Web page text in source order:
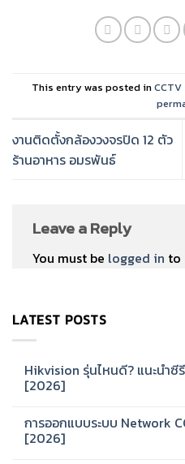
This entry was posted in
งานติดตั้งกล้องวงจรปิด 12 ตัว
ร้านอาหาร อมรพันธ์
Leave a Reply
You must be logged in to
LATEST POSTS
Hikvision รุ่นไหนดี? แนะนำ
[2026]
on
Hikvision
รุ่น
การออกแบบระบบ Network
[2026]